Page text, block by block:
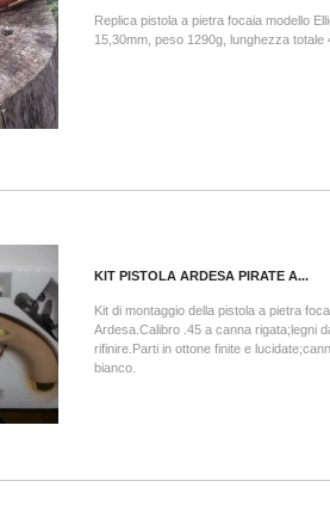
Replica pistola a pietra focaia modello
15,30mm, peso 1290g, lunghezza totale
KIT PISTOLA ARDESA PIRATE A...
Kit di montaggio della pistola a pietra
Ardesa.Calibro .45 a canna rigata;legni
rifinire.Parti in ottone finite e
bianco.